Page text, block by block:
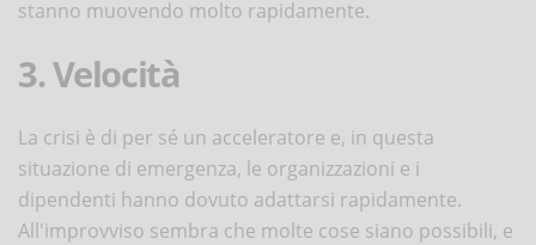
stanno muovendo molto rapidamente.
3. Velocità
La crisi è di per sé un acceleratore e, in questa
situazione di emergenza, le organizzazioni e i
dipendenti hanno dovuto adattarsi rapidamente.
All'improvviso sembra che molte cose siano possibili, e